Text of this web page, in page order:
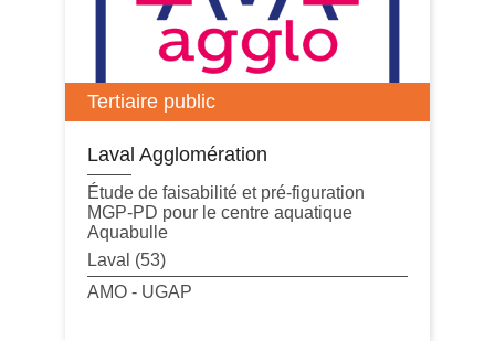
Tertiaire public
Laval Agglomération
Étude de faisabilité et pré-figuration
MGP-PD pour le centre aquatique
Aquabulle
Laval (53)
AMO - UGAP